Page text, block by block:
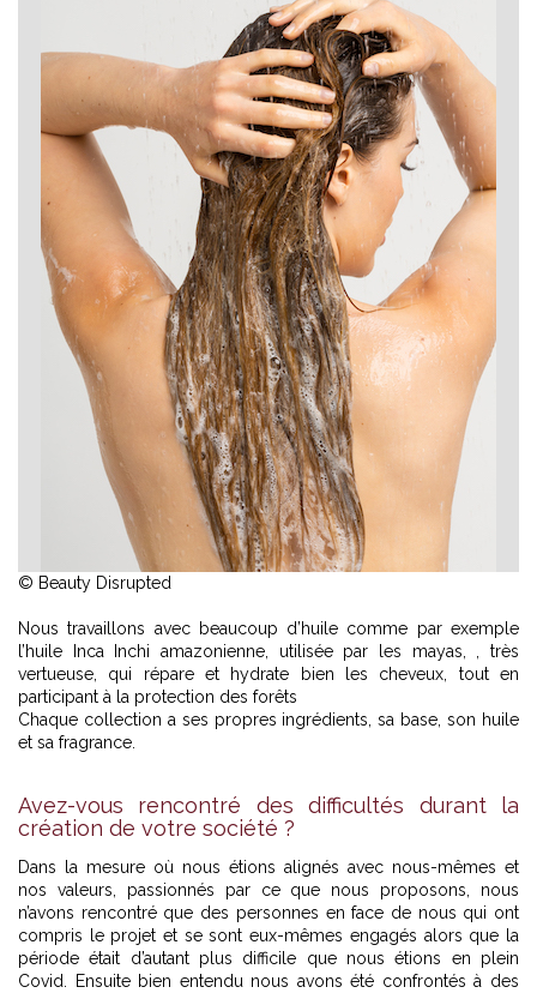
© Beauty Disrupted
Nous travaillons avec beaucoup d’huile comme par exemple
l’huile Inca Inchi amazonienne, utilisée par les mayas, , très
vertueuse, qui répare et hydrate bien les cheveux, tout en
participant à la protection des forêts
Chaque collection a ses propres ingrédients, sa base, son huile
et sa fragrance.
Avez-vous rencontré des difficultés durant la
création de votre société ?
Dans la mesure où nous étions alignés avec nous-mêmes et
nos valeurs, passionnés par ce que nous proposons, nous
n’avons rencontré que des personnes en face de nous qui ont
compris le projet et se sont eux-mêmes engagés alors que la
période était d’autant plus difficile que nous étions en plein
Covid. Ensuite bien entendu nous avons été confrontés à des